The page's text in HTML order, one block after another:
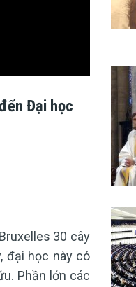
Đại học
30 cây
đại học này có
Phần lớn các